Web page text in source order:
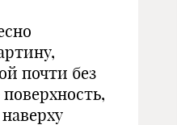
почти без